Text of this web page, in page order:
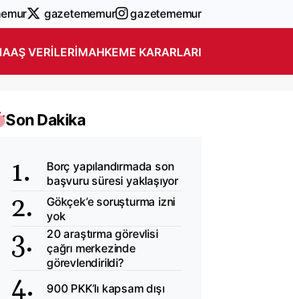
gazetememur gazetememur
VERILERIMAHKEME KARARLARI
Son Dakika
Borç yapılandırmada son
başvuru süresi yaklaşıyor
Gökçek’e soruşturma izni
yok
20 araştırma görevlisi
çağrı merkezinde
görevlendirildi?
900 PKK’lı kapsam dışı